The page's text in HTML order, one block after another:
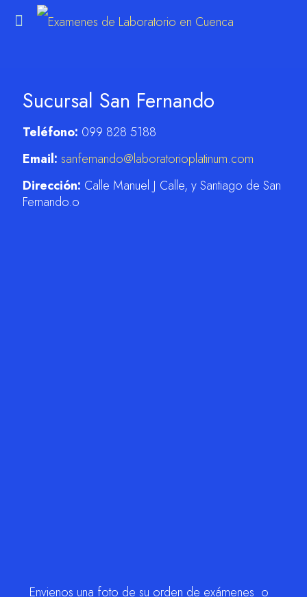
Sucursal San Fernando
Teléfono: 099 828 5188
Email: sanfernando@laboratorioplatinum.com
Dirección: Calle Manuel J Calle, y Santiago de San
Fernando.o
Envienos una foto de su orden de exámenes o